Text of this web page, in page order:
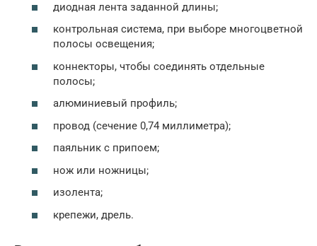
диодная лента заданной длины;
контрольная система, при выборе многоцветной
полосы освещения;
коннекторы, чтобы соединять отдельные
полосы;
алюминиевый профиль;
провод (сечение 0,74 миллиметра);
паяльник с припоем;
нож или ножницы;
изолента;
крепежи, дрель.